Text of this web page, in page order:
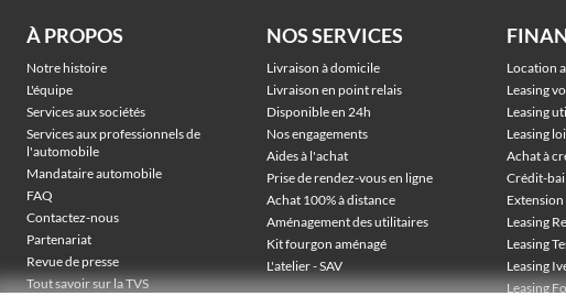
À PROPOS
Notre histoire
L'équipe
Services aux sociétés
Services aux professionnels de
l'automobile
Mandataire automobile
FAQ
Contactez-nous
Partenariat
Revue de presse
Tout savoir sur la TVS
NOS SERVICES
Livraison à domicile
Livraison en point relais
Disponible en 24h
Nos engagements
Aides à l'achat
Prise de rendez-vous en ligne
Achat 100% à distance
Aménagement des utilitaires
Kit fourgon aménagé
L'atelier - SAV
Location
Leasing
Leasing
Leasing
Achat à
Crédit-
Leasing
Leasing
Leasing
Leasing